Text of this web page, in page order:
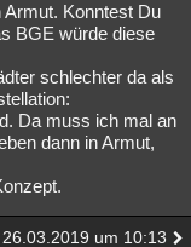
Armut. Konntest Du
BGE würde diese
schlechter da als
Da muss ich mal an
dann in Armut,
26.03.2019 um 10:13